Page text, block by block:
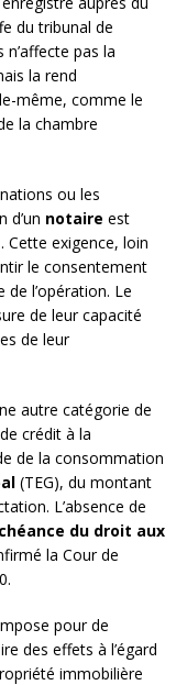
du tribunal de
pas la
la rend
même, comme le
la chambre
ou les
d’un notaire est
Cette exigence, loin
le consentement
l’opération. Le
de leur capacité
de leur
autre catégorie de
crédit à la
de la consommation
(TEG), du montant
L’absence de
du droit aux
la Cour de
pour de
des effets à l’égard
immobilière